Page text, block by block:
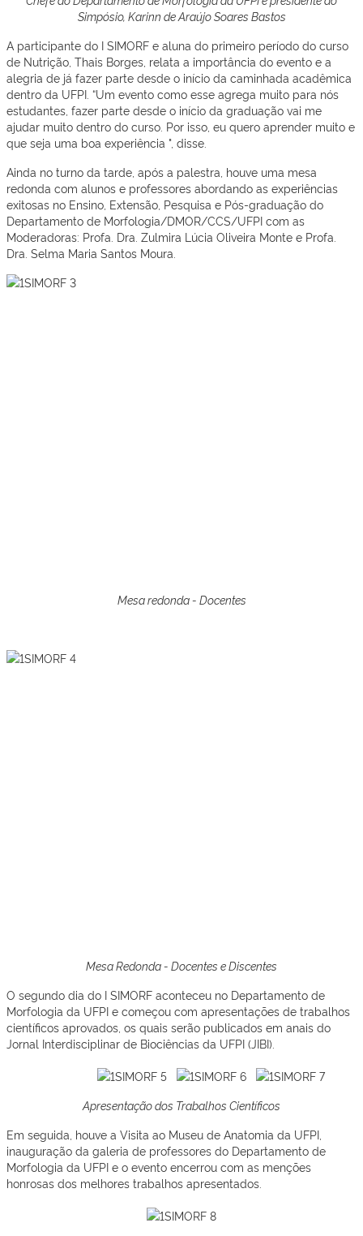
Simpósio, Karinn de Araújo Soares Bastos
A participante do I SIMORF e aluna do primeiro período do curso
de Nutrição, Thais Borges, relata a importância do evento e a
alegria de já fazer parte desde o início da caminhada acadêmica
dentro da UFPI. “Um evento como esse agrega muito para nós
estudantes, fazer parte desde o início da graduação vai me
ajudar muito dentro do curso. Por isso, eu quero aprender muito e
que seja uma boa experiência ", disse.
Ainda no turno da tarde, após a palestra, houve uma mesa
redonda com alunos e professores abordando as experiências
exitosas no Ensino, Extensão, Pesquisa e Pós-graduação do
Departamento de Morfologia/DMOR/CCS/UFPI com as
Moderadoras: Profa. Dra. Zulmira Lúcia Oliveira Monte e Profa.
Dra. Selma Maria Santos Moura.
Mesa redonda - Docentes
Mesa Redonda - Docentes e Discentes
O segundo dia do I SIMORF aconteceu no Departamento de
Morfologia da UFPI e começou com apresentações de trabalhos
científicos aprovados, os quais serão publicados em anais do
Jornal Interdisciplinar de Biociências da UFPI (JIBI).
Apresentação dos Trabalhos Científicos
Em seguida, houve a Visita ao Museu de Anatomia da UFPI,
inauguração da galeria de professores do Departamento de
Morfologia da UFPI e o evento encerrou com as menções
honrosas dos melhores trabalhos apresentados.